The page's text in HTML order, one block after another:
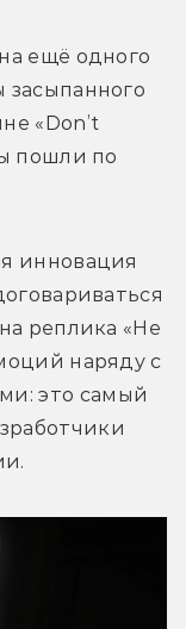
ещё одного
засыпанного
«Don’t
пошли по
инновация
реплика «Не
наряду с
это самый